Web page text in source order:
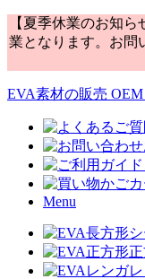
【夏季休業のお知
業となります。お問
EVA素材の販売 OEM
Menu